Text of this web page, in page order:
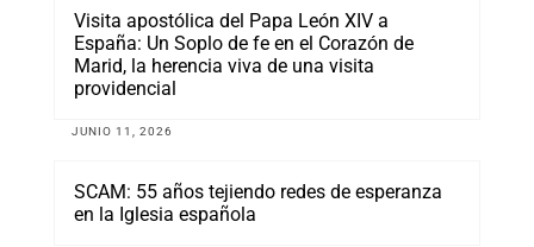
Visita apostólica del Papa León XIV a
España: Un Soplo de fe en el Corazón de
Marid, la herencia viva de una visita
providencial
JUNIO 11, 2026
SCAM: 55 años tejiendo redes de esperanza
en la Iglesia española